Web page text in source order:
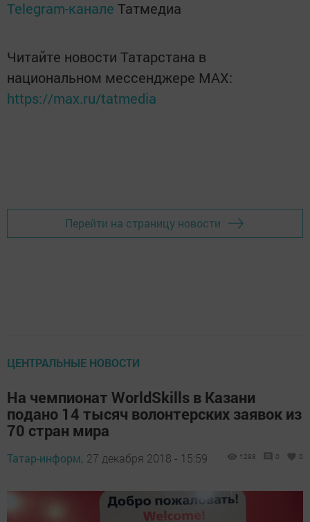
Telegram-канале Татмедиа
Читайте новости Татарстана в
национальном мессенджере MАХ:
https://max.ru/tatmedia
Перейти на страницу новости
ЦЕНТРАЛЬНЫЕ НОВОСТИ
На чемпионат WorldSkills в Казани
подано 14 тысяч волонтерских заявок из
70 стран мира
Татар-информ, 27 декабря 2018 - 15:59 1298 0 0